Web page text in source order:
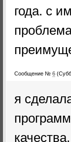
года. с
Сообщение № 6
я